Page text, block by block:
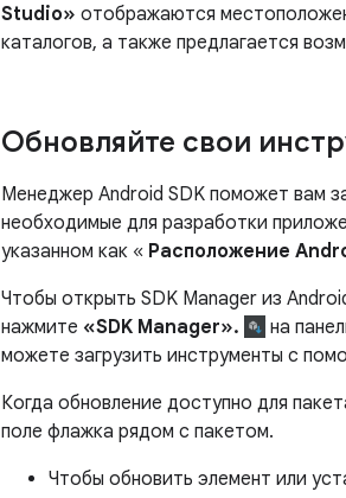
Studio» отображаются
каталогов, а также предлагается
Обновляйте свои
Менеджер Android SDK поможет вам
необходимые для разработки
указанном как « Расположение
Чтобы открыть SDK Manager из
нажмите «SDK Manager».
на
можете загрузить инструменты с
Когда обновление доступно для
поле флажка рядом с пакетом.
Чтобы обновить элемент или